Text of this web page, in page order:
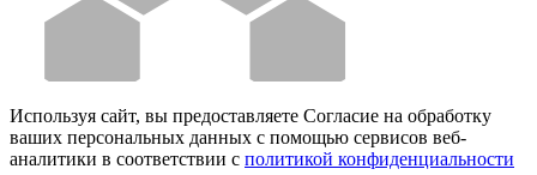
Используя сайт, вы предоставляете Согласие на обработку
ваших персональных данных с помощью сервисов веб-
аналитики в соответствии с политикой конфиденциальности